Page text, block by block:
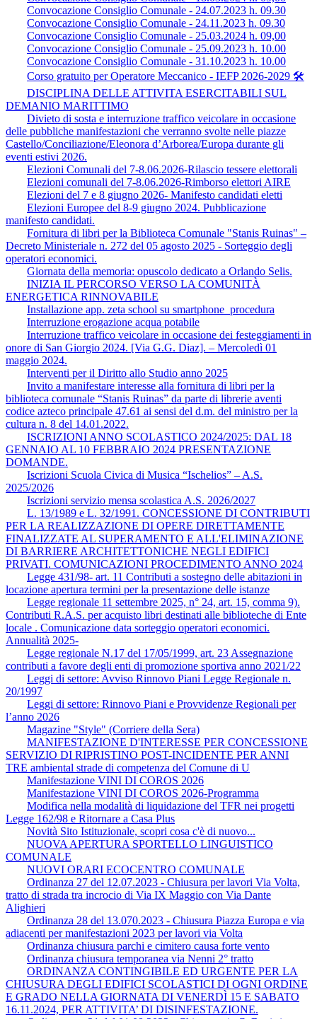
Convocazione Consiglio Comunale - 24.07.2023 h. 09.30
Convocazione Consiglio Comunale - 24.11.2023 h. 09.30
Convocazione Consiglio Comunale - 25.03.2024 h. 09,00
Convocazione Consiglio Comunale - 25.09.2023 h. 10.00
Convocazione Consiglio Comunale - 31.10.2023 h. 10.00
Corso gratuito per Operatore Meccanico - IEFP 2026-2029 🛠️
DISCIPLINA DELLE ATTIVITA ESERCITABILI SUL
DEMANIO MARITTIMO
Divieto di sosta e interruzione traffico veicolare in occasione
delle pubbliche manifestazioni che verranno svolte nelle piazze
Castello/Conciliazione/Eleonora d’Arborea/Europa durante gli
eventi estivi 2026.
Elezioni Comunali del 7-8.06.2026-Rilascio tessere elettorali
Elezioni comunali del 7-8.06.2026-Rimborso elettori AIRE
Elezioni del 7 e 8 giugno 2026- Manifesto candidati eletti
Elezioni Europee del 8-9 giugno 2024. Pubblicazione
manifesto candidati.
Fornitura di libri per la Biblioteca Comunale "Stanis Ruinas" –
Decreto Ministeriale n. 272 del 05 agosto 2025 - Sorteggio degli
operatori economici.
Giornata della memoria: opuscolo dedicato a Orlando Selis.
INIZIA IL PERCORSO VERSO LA COMUNITÀ
ENERGETICA RINNOVABILE
Installazione app. zeta school su smartphone_procedura
Interruzione erogazione acqua potabile
Interruzione traffico veicolare in occasione dei festeggiamenti in
onore di San Giorgio 2024. [Via G.G. Diaz]. – Mercoledì 01
maggio 2024.
Interventi per il Diritto allo Studio anno 2025
Invito a manifestare interesse alla fornitura di libri per la
biblioteca comunale “Stanis Ruinas” da parte di librerie aventi
codice azteco principale 47.61 ai sensi del d.m. del ministro per la
cultura n. 8 del 14.01.2022.
ISCRIZIONI ANNO SCOLASTICO 2024/2025: DAL 18
GENNAIO AL 10 FEBBRAIO 2024 PRESENTAZIONE
DOMANDE.
Iscrizioni Scuola Civica di Musica “Ischelios” – A.S.
2025/2026
Iscrizioni servizio mensa scolastica A.S. 2026/2027
L. 13/1989 e L. 32/1991. CONCESSIONE DI CONTRIBUTI
PER LA REALIZZAZIONE DI OPERE DIRETTAMENTE
FINALIZZATE AL SUPERAMENTO E ALL'ELIMINAZIONE
DI BARRIERE ARCHITETTONICHE NEGLI EDIFICI
PRIVATI. COMUNICAZIONI PROCEDIMENTO ANNO 2024
Legge 431/98- art. 11 Contributi a sostegno delle abitazioni in
locazione apertura termini per la presentazione delle istanze
Legge regionale 11 settembre 2025, n° 24, art. 15, comma 9).
Contributi R.A.S. per acquisto libri destinati alle biblioteche di Ente
locale . Comunicazione data sorteggio operatori economici.
Annualità 2025-
Legge regionale N.17 del 17/05/1999, art. 23 Assegnazione
contributi a favore degli enti di promozione sportiva anno 2021/22
Leggi di settore: Avviso Rinnovo Piani Legge Regionale n.
20/1997
Leggi di settore: Rinnovo Piani e Provvidenze Regionali per
l’anno 2026
Magazine "Style" (Corriere della Sera)
MANIFESTAZIONE D'INTERESSE PER CONCESSIONE
SERVIZIO DI RIPRISTINO POST-INCIDENTE PER ANNI
TRE ambiental strade di competenza del Comune di U
Manifestazione VINI DI COROS 2026
Manifestazione VINI DI COROS 2026-Programma
Modifica nella modalità di liquidazione del TFR nei progetti
Legge 162/98 e Ritornare a Casa Plus
Novità Sito Istituzionale, scopri cosa c'è di nuovo...
NUOVA APERTURA SPORTELLO LINGUISTICO
COMUNALE
NUOVI ORARI ECOCENTRO COMUNALE
Ordinanza 27 del 12.07.2023 - Chiusura per lavori Via Volta,
tratto di strada tra incrocio di Via IX Maggio con Via Dante
Alighieri
Ordinanza 28 del 13.070.2023 - Chiusura Piazza Europa e via
adiacenti per manifestazioni 2023 per lavori via Volta
Ordinanza chiusura parchi e cimitero causa forte vento
Ordinanza chiusura temporanea via Nenni 2° tratto
ORDINANZA CONTINGIBILE ED URGENTE PER LA
CHIUSURA DEGLI EDIFICI SCOLASTICI DI OGNI ORDINE
E GRADO NELLA GIORNATA DI VENERDÌ 15 E SABATO
16.11.2024, PER ATTIVITA’ DI DISINFESTAZIONE.